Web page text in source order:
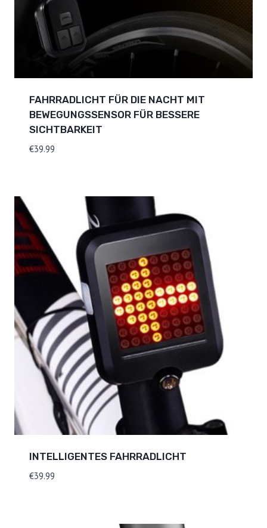
FAHRRADLICHT FÜR DIE NACHT MIT
BEWEGUNGSSENSOR FÜR BESSERE
SICHTBARKEIT
€39.99
INTELLIGENTES FAHRRADLICHT
€39.99